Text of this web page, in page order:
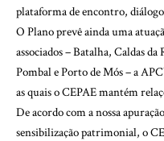
plataforma de encontro,
O Plano prevê ainda uma
associados – Batalha, Caldas
Pombal e Porto de Mós – a
as quais o CEPAE mantém
De acordo com a nossa
sensibilização patrimonial, o